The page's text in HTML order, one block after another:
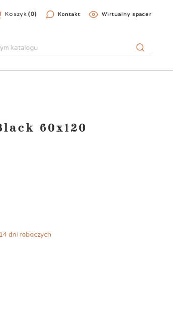
Koszyk (0) Kontakt Wirtualny spacer
60x120
dni roboczych